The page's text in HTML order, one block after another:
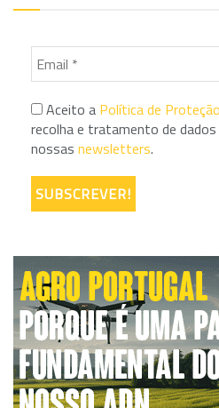
Aceito a Política de
recolha e tratamento de
nossas newsletters.